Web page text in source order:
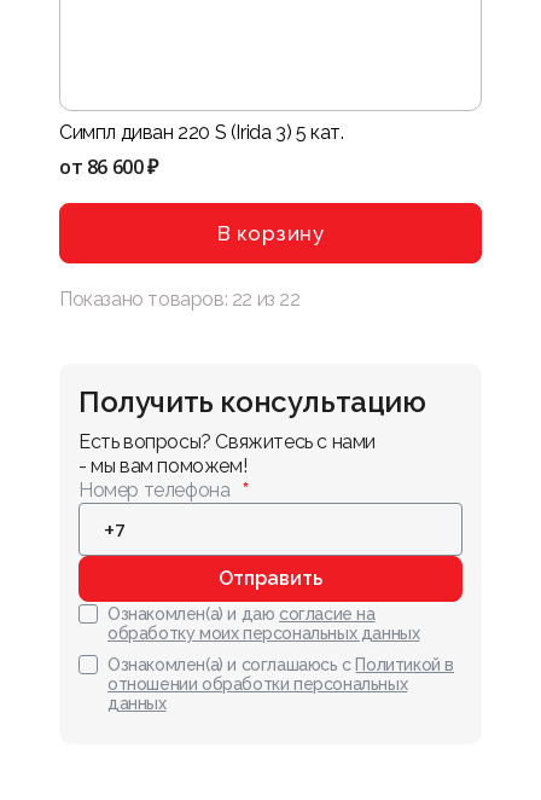
Симпл диван 220 S (Irida 3) 5 кат.
от 86 600 ₽
В корзину
Показано товаров: 22 из 22
Получить консультацию
Есть вопросы? Свяжитесь с нами
- мы вам поможем!
Номер телефона
Отправить
Ознакомлен(а) и даю согласие на
обработку моих персональных данных
Ознакомлен(а) и соглашаюсь с Политикой в
отношении обработки персональных
данных